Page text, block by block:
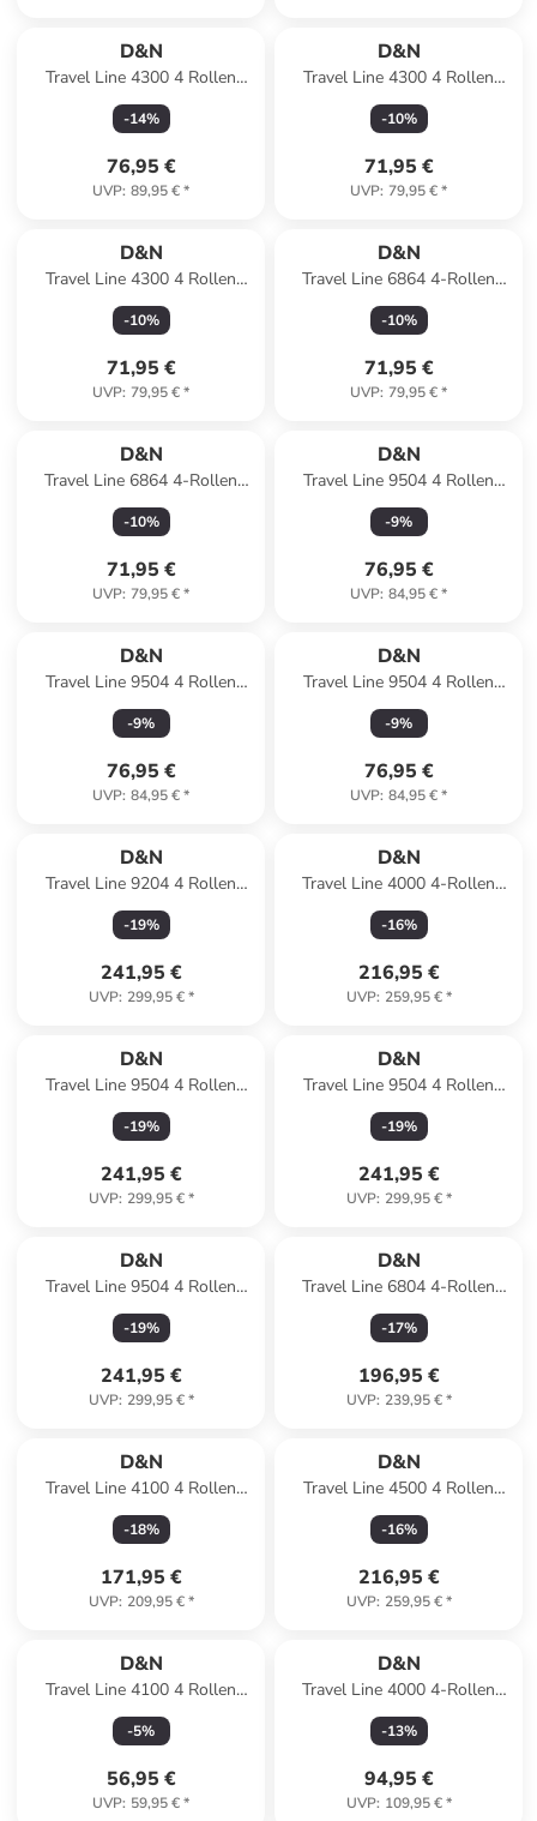
D&N
Travel Line 4300 4 Rollen
Trolley L 78 cm in dunkelblau
-14%
76,95 €
UVP: 89,95 €*
D&N
Travel Line 4300 4 Rollen
Trolley M 68 cm in weiß
-10%
71,95 €
UVP: 79,95 €*
D&N
Travel Line 4300 4 Rollen
Trolley M 68 cm in dark green
-10%
71,95 €
UVP: 79,95 €*
D&N
Travel Line 6864 4-Rollen
Trolley 66 cm in petrol
-10%
71,95 €
UVP: 79,95 €*
D&N
Travel Line 6864 4-Rollen
Trolley 66 cm in bordeaux
-10%
71,95 €
UVP: 79,95 €*
D&N
Travel Line 9504 4 Rollen
Kabinentrolley S 55 cm in
navy
-9%
76,95 €
UVP: 84,95 €*
D&N
Travel Line 9504 4 Rollen
Kabinentrolley S 55 cm in
petrol
-9%
76,95 €
UVP: 84,95 €*
D&N
Travel Line 9504 4 Rollen
Kabinentrolley S 55 cm in
black
-9%
76,95 €
UVP: 84,95 €*
D&N
Travel Line 9204 4 Rollen
Kofferset 3-teilig mit
Dehnfalte in schwarz
-19%
241,95 €
UVP: 299,95 €*
D&N
Travel Line 4000 4-Rollen
Kofferset 3tlg. in pink
-16%
216,95 €
UVP: 259,95 €*
D&N
Travel Line 9504 4 Rollen
Kofferset 3-teilig mit
Dehnfalte in black
-19%
241,95 €
UVP: 299,95 €*
D&N
Travel Line 9504 4 Rollen
Kofferset 3-teilig mit
Dehnfalte in dark red
-19%
241,95 €
UVP: 299,95 €*
D&N
Travel Line 9504 4 Rollen
Kofferset 3-teilig mit
Dehnfalte in petrol
-19%
241,95 €
UVP: 299,95 €*
D&N
Travel Line 6804 4-Rollen
Kofferset 3tlg. in schwarz
-17%
196,95 €
UVP: 239,95 €*
D&N
Travel Line 4100 4 Rollen
Kofferset 3-teilig in blue
-18%
171,95 €
UVP: 209,95 €*
D&N
Travel Line 4500 4 Rollen
Kofferset 3-teilig mit
Dehnfalte in darkblue
-16%
216,95 €
UVP: 259,95 €*
D&N
Travel Line 4100 4 Rollen
Kabinentrolley S 53 cm in
black
-5%
56,95 €
UVP: 59,95 €*
D&N
Travel Line 4000 4-Rollen
Trolley 66 cm in grün
-13%
94,95 €
UVP: 109,95 €*